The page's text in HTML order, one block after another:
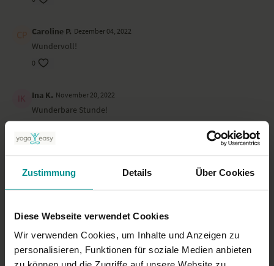
Zustimmung Details Über Cookies
Diese Webseite verwendet Cookies
Wir verwenden Cookies, um Inhalte und Anzeigen zu
personalisieren, Funktionen für soziale Medien anbieten
Caroline P. Dezember 04, 2022
Wundervoll!
0
Ina K. November 20, 2022
Wunderbare Stunde!
Super entspannend
0
Astrid M. November 07, 2022
Einfach wunderbar! Toll das es diese HERZ -Yin-Yoga Stunde
gibt. Danke auch für den Tip der warmen Decke!! (Ich habe
tatsächlich Fliesen als Untergrund...)